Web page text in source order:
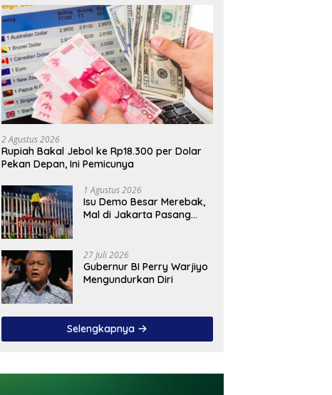
2 Agustus 2026
Rupiah Bakal Jebol ke Rp18.300 per Dolar
Pekan Depan, Ini Pemicunya
1 Agustus 2026
Isu Demo Besar Merebak,
Mal di Jakarta Pasang
27 Juli 2026
Gubernur BI Perry Warjiyo
Mengundurkan Diri
Selengkapnya